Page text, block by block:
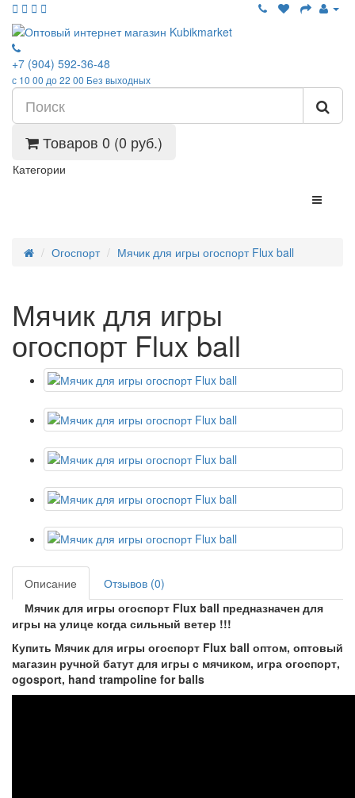
+7 (904) 592-36-48
с 10 00 до 22 00 Без выходных
Товаров 0 (0 руб.)
Категории
Огоспорт Мячик для игры огоспорт Flux ball
Мячик для игры
огоспорт Flux ball
Описание
Отзывов (0)
Мячик для игры огоспорт Flux ball предназначен для
игры на улице когда сильный ветер !!!
Купить Мячик для игры огоспорт Flux ball оптом, оптовый
магазин ручной батут для игры с мячиком, игра огоспорт,
ogosport, hand trampoline for balls